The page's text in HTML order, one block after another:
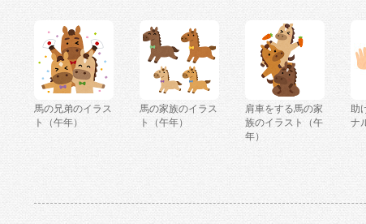
馬の兄弟のイラス
ト（午年）
馬の家族のイラス
ト（午年）
肩車をする馬の家
族のイラスト（午
年）
助
ナ